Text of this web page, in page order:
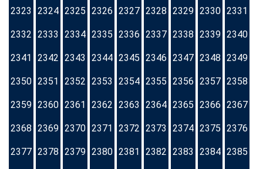
2323 2324 2325 2326 2327 2328 2329 2330 2331
2332 2333 2334 2335 2336 2337 2338 2339 2340
2341 2342 2343 2344 2345 2346 2347 2348 2349
2350 2351 2352 2353 2354 2355 2356 2357 2358
2359 2360 2361 2362 2363 2364 2365 2366 2367
2368 2369 2370 2371 2372 2373 2374 2375 2376
2377 2378 2379 2380 2381 2382 2383 2384 2385